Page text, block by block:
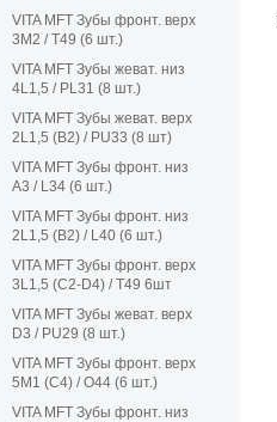
VITA MFT Зубы фронт. верх
3M2 / T49 (6 шт.)
VITA MFT Зубы жеват. низ
4L1,5 / PL31 (8 шт.)
VITA MFT Зубы жеват. верх
2L1,5 (B2) / PU33 (8 шт)
VITA MFT Зубы фронт. низ
A3 / L34 (6 шт.)
VITA MFT Зубы фронт. низ
2L1,5 (B2) / L40 (6 шт.)
VITA MFT Зубы фронт. верх
3L1,5 (C2-D4) / T49 6шт
VITA MFT Зубы жеват. верх
D3 / PU29 (8 шт.)
VITA MFT Зубы фронт. верх
5M1 (C4) / O44 (6 шт.)
VITA MFT Зубы фронт. низ